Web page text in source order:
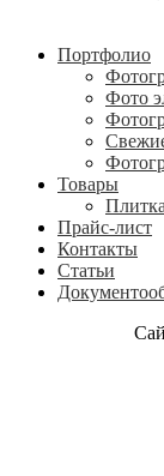
Портфолио
Фото
Товары
Прайс-лист
Контакты
Статьи